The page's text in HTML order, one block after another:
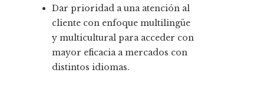
Dar prioridad a una atención al
cliente con enfoque multilingüe
y multicultural para acceder con
mayor eficacia a mercados con
distintos idiomas.